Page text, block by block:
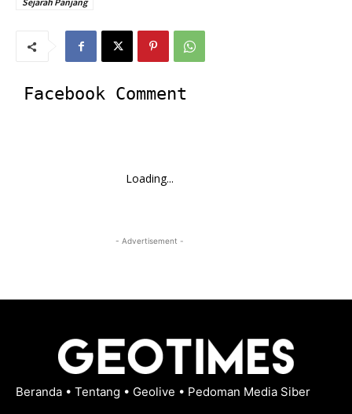
Facebook Comment
Loading...
- Advertisement -
Beranda • Tentang • Geolive • Pedoman Media Siber